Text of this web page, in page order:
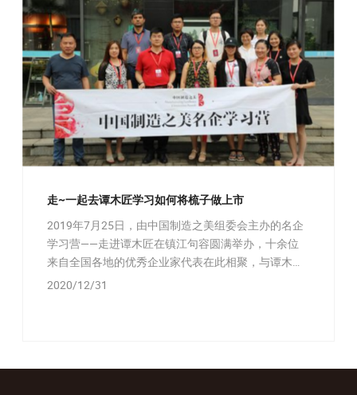
走~一起去谭木匠学习如何将梳子做上市
2019年7月25日，由中国制造之美组委会主办的名企
学习营——走进谭木匠在镇江句容圆满举办，十余位
来自全国各地的优秀企业家代表在此相聚，与谭木匠
共同探讨企业发展之道。
2020/12/31